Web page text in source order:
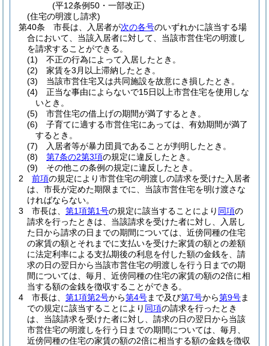
(平12条例50・一部改正)
(住宅の明渡し請求)
第40条
市長は、入居者が次の各号のいずれかに該当する場
合において、当該入居者に対して、当該市営住宅の明渡し
を請求することができる。
(1)
不正の行為によって入居したとき。
(2)
家賃を3月以上滞納したとき。
(3)
当該市営住宅又は共同施設を故意にき損したとき。
(4)
正当な事由によらないで15日以上市営住宅を使用しな
いとき。
(5)
市営住宅の借上げの期間が満了するとき。
(6)
子育てに適する市営住宅にあっては、有効期間が満了
するとき。
(7)
入居者等が暴力団員であることが判明したとき。
(8)
第7条の2第3項の規定に違反したとき。
(9)
その他この条例の規定に違反したとき。
2
前項の規定により市営住宅の明渡しの請求を受けた入居者
は、市長が定めた期限までに、当該市営住宅を明け渡さな
ければならない。
3
市長は、 第1項第1号の規定に該当することにより 同項の
請求を行ったときは、当該請求を受けた者に対し、入居し
た日から請求の日までの期間については、近傍同種の住宅
の家賃の額とそれまでに支払いを受けた家賃の額との差額
に法定利率による支払期後の利息を付した額の金銭を、請
求の日の翌日から当該市営住宅の明渡しを行う日までの期
間については、毎月、近傍同種の住宅の家賃の額の2倍に相
当する額の金銭を徴収することができる。
4
市長は、 第1項第2号から第4号まで及び第7号から第9号ま
での規定に該当することにより 同項の請求を行ったとき
は、当該請求を受けた者に対し、請求の日の翌日から当該
市営住宅の明渡しを行う日までの期間については、毎月、
近傍同種の住宅の家賃の額の2倍に相当する額の金銭を徴収